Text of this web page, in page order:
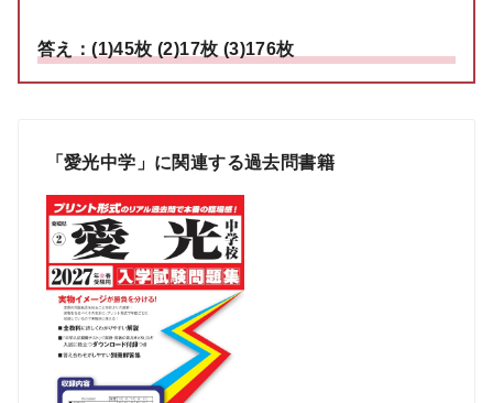
答え：(1)45枚 (2)17枚 (3)176枚
「愛光中学」に関連する過去問書籍